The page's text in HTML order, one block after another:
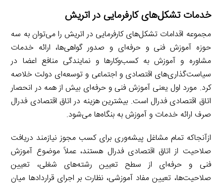
خدمات تشکل‌های کارفرمایی در اتریش
مجموعه اقدامات تشکل‌های کارفرمایی در اتریش را می‌توان به سه
حوزه آموزش فنی و حرفه‌ای و صدور گواهی‌ها، ارائه خدمات
مشاوره و آموزش به کسب‌وکارها و نمایندگی منافع اعضا در
سیاست‌گذاری‌های اقتصادی و اجتماعی و توسعه‌ای دولت خلاصه
کرد. مورد اول یعنی آموزش فنی و حرفه‌ای بیش از همه در انحصار
اتاق اقتصادی فدرال است. بیشترین هزینه در اتاق اقتصادی فدرال
صرف ارائه خدمات و آموزش به بنگاه‌ها می‌شود.
ازآنجاکه تمام مشاغل پیشه‌وری برای کسب مجوز نیازمند دریافت
صلاحیت از اتاق اقتصادی فدرال هستند، عملاً موضوع آموزش
فنی و حرفه‌ای از سطح تعیین رشته‌های شغلی، تعیین
صلاحیت‌ها، تعیین مفاد آموزشی، نظارت بر اجرای قراردادها میان